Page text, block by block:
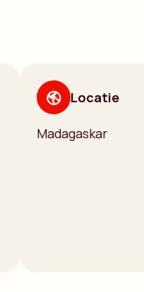
Locatie
Madagaskar